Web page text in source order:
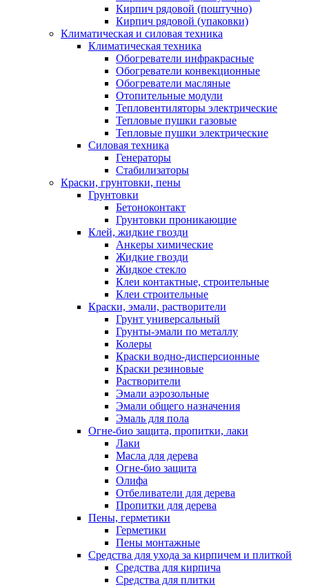
Кирпич рядовой (поштучно)
Кирпич рядовой (упаковки)
Климатическая и силовая техника
Климатическая техника
Обогреватели инфракрасные
Обогреватели конвекционные
Обогреватели масляные
Отопительные модули
Тепловентиляторы электрические
Тепловые пушки газовые
Тепловые пушки электрические
Силовая техника
Генераторы
Стабилизаторы
Краски, грунтовки, пены
Грунтовки
Бетоноконтакт
Грунтовки проникающие
Клей, жидкие гвозди
Анкеры химические
Жидкие гвозди
Жидкое стекло
Клеи контактные, строительные
Клеи строительные
Краски, эмали, растворители
Грунт универсальный
Грунты-эмали по металлу
Колеры
Краски водно-дисперсионные
Краски резиновые
Растворители
Эмали аэрозольные
Эмали общего назначения
Эмаль для пола
Огне-био защита, пропитки, лаки
Лаки
Масла для дерева
Огне-био защита
Олифа
Отбеливатели для дерева
Пропитки для дерева
Пены, герметики
Герметики
Пены монтажные
Средства для ухода за кирпичем и плиткой
Средства для кирпича
Средства для плитки